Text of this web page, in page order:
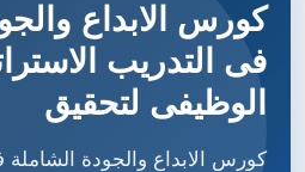
كورس الابداع
فى التدريب
الوظيفى لتحقيق
كورس الابداع والجودة الشاملة